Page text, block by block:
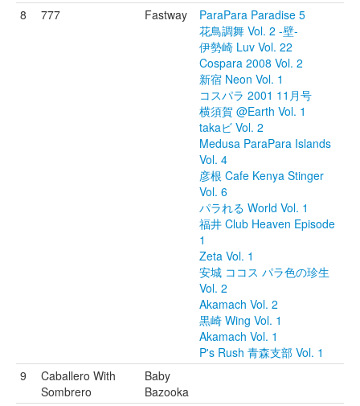
8
777 Fastway
ParaPara Paradise 5
花鳥調舞 Vol. 2 -壁-
伊勢崎 Luv Vol. 22
Cospara 2008 Vol. 2
新宿 Neon Vol. 1
コスパラ 2001 11月号
横須賀 @Earth Vol. 1
takaビ Vol. 2
Medusa ParaPara Islands
Vol. 4
彦根 Cafe Kenya Stinger
Vol. 6
パラれる World Vol. 1
福井 Club Heaven Episode
1
Zeta Vol. 1
安城 ココス パラ色の珍生
Vol. 2
Akamach Vol. 2
黒崎 Wing Vol. 1
Akamach Vol. 1
P's Rush 青森支部 Vol. 1
9
Caballero With
Sombrero
Baby
Bazooka